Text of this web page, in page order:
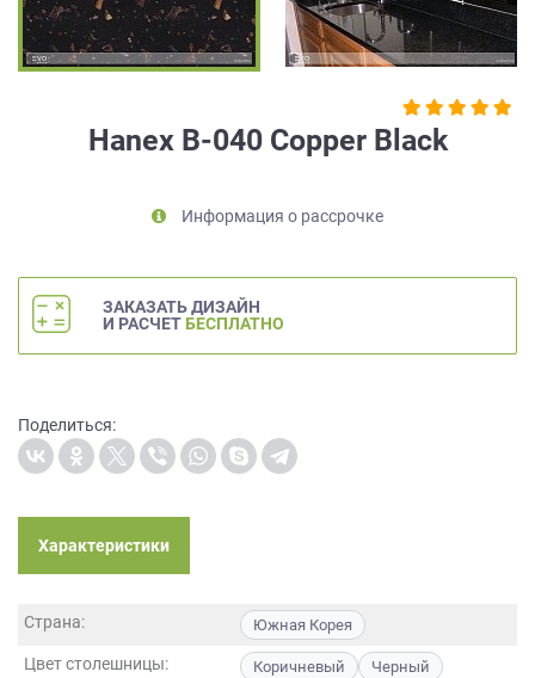
Hanex B-040 Copper Black
Информация о рассрочке
ЗАКАЗАТЬ ДИЗАЙН
И РАСЧЕТ БЕСПЛАТНО
Поделиться:
Характеристики
Страна: Южная Корея
Цвет столешницы: Коричневый Черный
обработку
персональных
метрическими
программами
условиях
Политики
персональных
данных.